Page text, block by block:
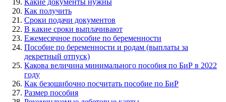
Как получить
Сроки подачи документов
В какие сроки выплачивают
Ежемесячное пособие по беременности
Пособие по беременности и родам (выплаты за
декретный отпуск)
Какова величина минимального пособия по БиР в 2022
году
Как безошибочно посчитать пособие по БиР
Размер пособия